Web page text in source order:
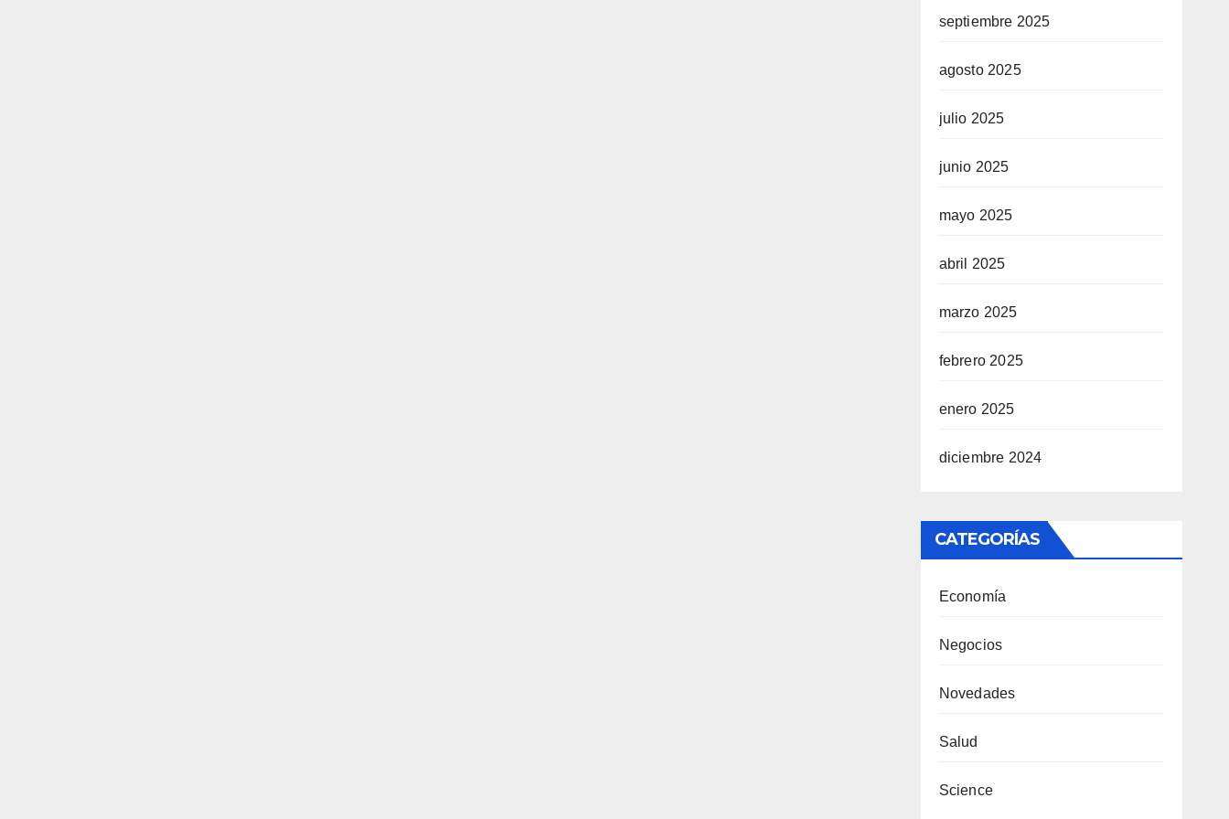
septiembre 2025
agosto 2025
julio 2025
junio 2025
mayo 2025
abril 2025
marzo 2025
febrero 2025
enero 2025
diciembre 2024
CATEGORÍAS
Economía
Negocios
Novedades
Salud
Science